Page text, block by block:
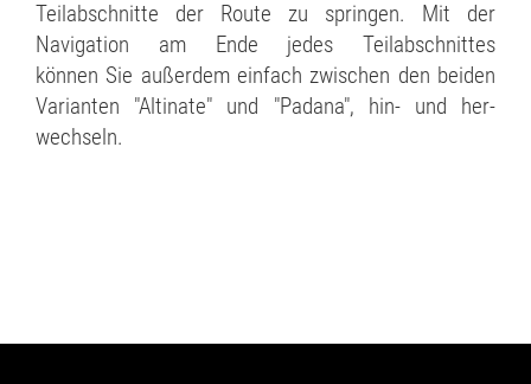
Teilabschnitte der Route zu springen. Mit der
Navigation am Ende jedes Teilabschnittes
können Sie außerdem einfach zwischen den beiden
Varianten "Altinate" und "Padana", hin- und her-
wechseln.